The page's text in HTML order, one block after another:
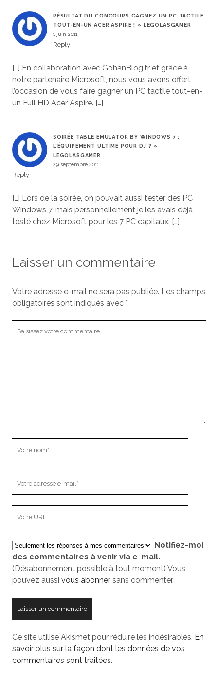
RÉSULTAT DU CONCOURS GAGNEZ UN PC TACTILE
TOUT-EN-UN ACER ASPIRE ! » LEGOLASGAMER
1 juin 2011
Reply
[…] En collaboration avec GohanBlog.fr et grâce à
notre partenaire Microsoft, nous vous avons offert
l’occasion de vous faire gagner un PC tactile tout-en-
un Full HD Acer Aspire. […]
SOIRÉE TABLE EMULATOR BY WINDOWS 7 :
L’ÉQUIPEMENT ULTIME POUR DJ ? »
LEGOLASGAMER
29 septembre 2011
Reply
[…] Lors de la soirée, on pouvait aussi tester des PC
Windows 7, mais personnellement je les avais déjà
testé chez Microsoft pour les 7 PC capitaux. […]
Laisser un commentaire
Votre adresse e-mail ne sera pas publiée. Les champs
obligatoires sont indiqués avec *
mail
votre
site
Notifiez-moi
des commentaires à venir via e-mail.
(Désabonnement possible à tout moment) Vous
pouvez aussi vous abonnersans commenter.
Ce site utilise Akismet pour réduire les indésirables. En
savoir plus sur la façon dont les données de vos
commentaires sont traitées.